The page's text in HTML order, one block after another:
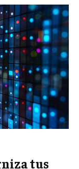
los buscadores,
tus